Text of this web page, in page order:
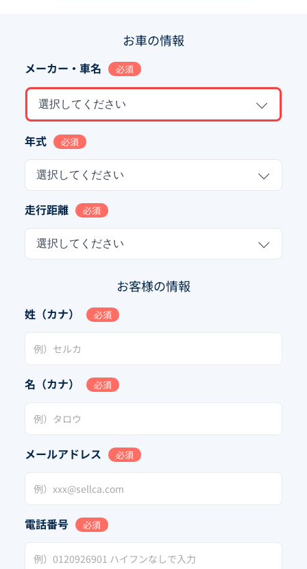
お車の情報
メーカー・車名 必須
選択してください
年式 必須
選択してください
走行距離 必須
選択してください
お客様の情報
姓（カナ） 必須
名（カナ） 必須
メールアドレス 必須
電話番号 必須